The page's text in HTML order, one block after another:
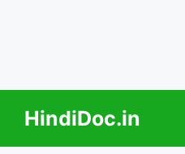
HindiDoc.in